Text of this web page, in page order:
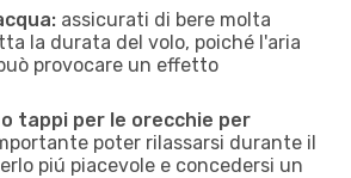
assicurati di bere molta
la durata del volo, poiché l'aria
provocare un effetto
tappi per le orecchie per
poter rilassarsi durante il
piú piacevole e concedersi un